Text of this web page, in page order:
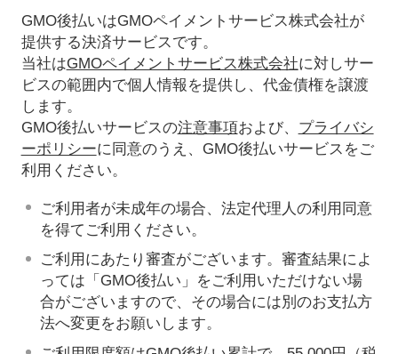
GMO後払いはGMOペイメントサービス株式会社が
提供する決済サービスです。
当社はGMOペイメントサービス株式会社に対しサー
ビスの範囲内で個人情報を提供し、代金債権を譲渡
します。
GMO後払いサービスの注意事項および、 プライバシ
ーポリシーに同意のうえ、GMO後払いサービスをご
利用ください。
ご利用者が未成年の場合、法定代理人の利用同意
を得てご利用ください。
ご利用にあたり審査がございます。審査結果によ
っては「GMO後払い」をご利用いただけない場
合がございますので、その場合には別のお支払方
法へ変更をお願いします。